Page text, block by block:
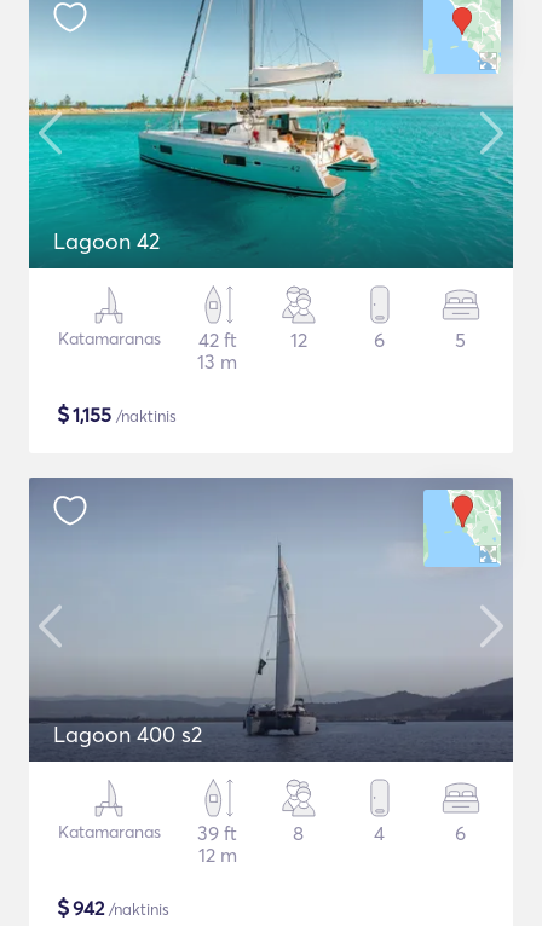
Lagoon 42
Katamaranas
42 ft
13 m
12 6 5
$1,155 /naktinis
Lagoon 400 s2
Katamaranas
39 ft
12 m
8 4 6
$942/naktinis